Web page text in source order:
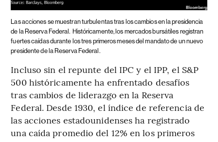
Las acciones se muestran turbulentas tras los cambios en la presidencia
de la Reserva Federal. Históricamente, los mercados bursátiles registran
fuertes caídas durante los tres primeros meses del mandato de un nuevo
presidente de la Reserva Federal.
Incluso sin el repunte del IPC y el IPP, el S&P
500 históricamente ha enfrentado desafíos
tras cambios de liderazgo en la Reserva
Federal. Desde 1930, el índice de referencia de
las acciones estadounidenses ha registrado
una caída promedio del 12% en los primeros